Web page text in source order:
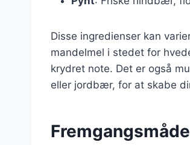
Disse ingredienser kan
mandelmel i stedet for
krydret note. Det er også
eller jordbær, for at skabe